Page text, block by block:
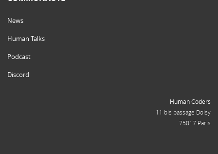
News
Human Talks
Podcast
Discord
Human Coders
11 bis passage Doisy
75017 Paris